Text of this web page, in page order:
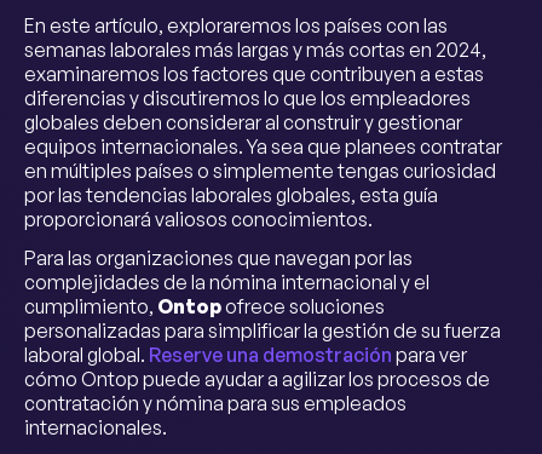
En este artículo, exploraremos los países con las
semanas laborales más largas y más cortas en 2024,
examinaremos los factores que contribuyen a estas
diferencias y discutiremos lo que los empleadores
globales deben considerar al construir y gestionar
equipos internacionales. Ya sea que planees contratar
en múltiples países o simplemente tengas curiosidad
por las tendencias laborales globales, esta guía
proporcionará valiosos conocimientos.
Para las organizaciones que navegan por las
complejidades de la nómina internacional y el
cumplimiento, Ontopofrece soluciones
personalizadas para simplificar la gestión de su fuerza
laboral global. Reserve una demostración para ver
cómo Ontop puede ayudar a agilizar los procesos de
contratación y nómina para sus empleados
internacionales.